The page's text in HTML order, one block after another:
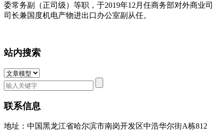
委常务副（正司级）等职，于2019年12月任商务部对外商业司
司长兼国度机电产物进出口办公室副从任。
站内搜索
联系信息
地址：中国黑龙江省哈尔滨市南岗开发区中浩华尔街A栋812